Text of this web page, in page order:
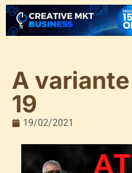
A
19
19/02/2021